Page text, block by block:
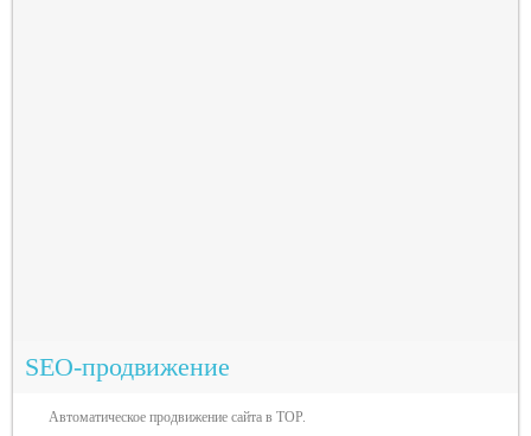
SEO-продвижение
Автоматическое продвижение сайта в TOP.